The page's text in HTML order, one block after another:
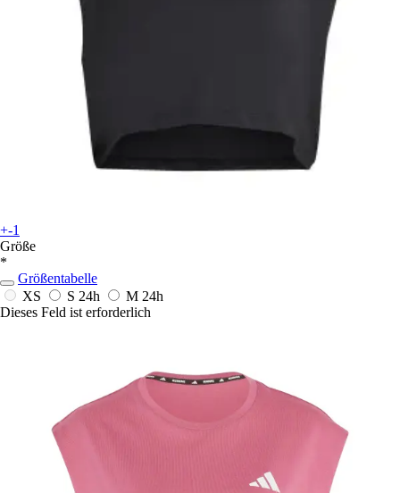
+-1
Größe
*
Größentabelle
XS
S 24h M 24h
Dieses Feld ist erforderlich